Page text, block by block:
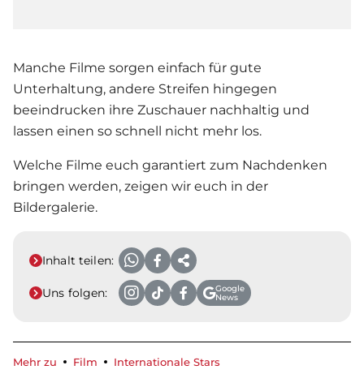
Manche Filme sorgen einfach für gute
Unterhaltung, andere Streifen hingegen
beeindrucken ihre Zuschauer nachhaltig und
lassen einen so schnell nicht mehr los.
Welche Filme euch garantiert zum Nachdenken
bringen werden, zeigen wir euch in der
Bildergalerie.
Inhalt teilen:
Uns folgen:
Google
News
Mehr zu Film Internationale Stars